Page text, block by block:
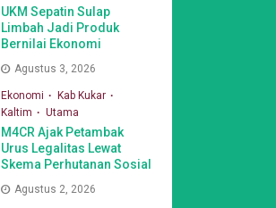
UKM Sepatin Sulap
Limbah Jadi Produk
Bernilai Ekonomi
Agustus 3, 2026
Ekonomi
Kab Kukar
Kaltim
Utama
M4CR Ajak Petambak
Urus Legalitas Lewat
Skema Perhutanan Sosial
Agustus 2, 2026